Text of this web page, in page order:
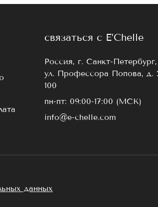
связаться с E’Chelle
Россия, г. Санкт-Петербург,
ул. Профессора Попова, д.
100
пн-пт: 09:00-17:00 (МСК)
info@e-chelle.com
данных